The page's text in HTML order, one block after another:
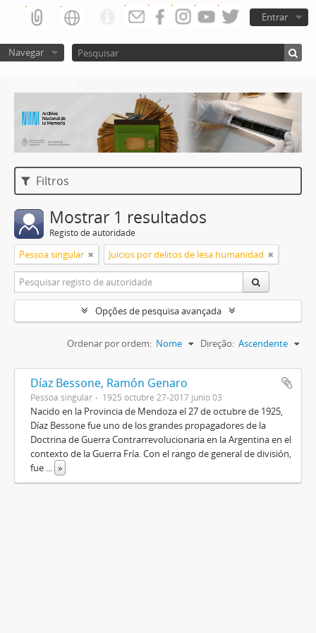
Entrar
Navegar
Filtros
Mostrar 1 resultados
Registo de autoridade
Pessoa singular Juicios por delitos de lesa humanidad
Opções de pesquisa avançada
Ordenar por ordem: Nome Direção: Ascendente
Díaz Bessone, Ramón Genaro
Pessoa singular 1925 octubre 27-2017 junio 03
Nacido en la Provincia de Mendoza el 27 de octubre de 1925,
Díaz Bessone fue uno de los grandes propagadores de la
Doctrina de Guerra Contrarrevolucionaria en la Argentina en el
contexto de la Guerra Fría. Con el rango de general de división,
fue ... »